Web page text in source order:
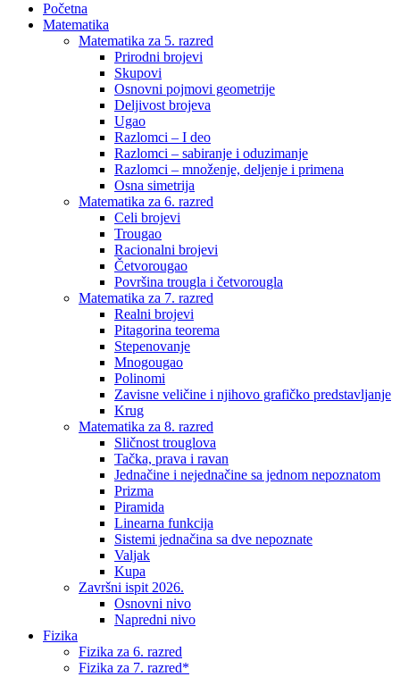
Početna
Matematika
Matematika za 5. razred
Prirodni brojevi
Skupovi
Osnovni pojmovi geometrije
Deljivost brojeva
Ugao
Razlomci – I deo
Razlomci – sabiranje i oduzimanje
Razlomci – množenje, deljenje i primena
Osna simetrija
Matematika za 6. razred
Celi brojevi
Trougao
Racionalni brojevi
Četvorougao
Površina trougla i četvorougla
Matematika za 7. razred
Realni brojevi
Pitagorina teorema
Stepenovanje
Mnogougao
Polinomi
Zavisne veličine i njihovo grafičko predstavljanje
Krug
Matematika za 8. razred
Sličnost trouglova
Tačka, prava i ravan
Jednačine i nejednačine sa jednom nepoznatom
Prizma
Piramida
Linearna funkcija
Sistemi jednačina sa dve nepoznate
Valjak
Kupa
Završni ispit 2026.
Osnovni nivo
Napredni nivo
Fizika
Fizika za 6. razred
Fizika za 7. razred*